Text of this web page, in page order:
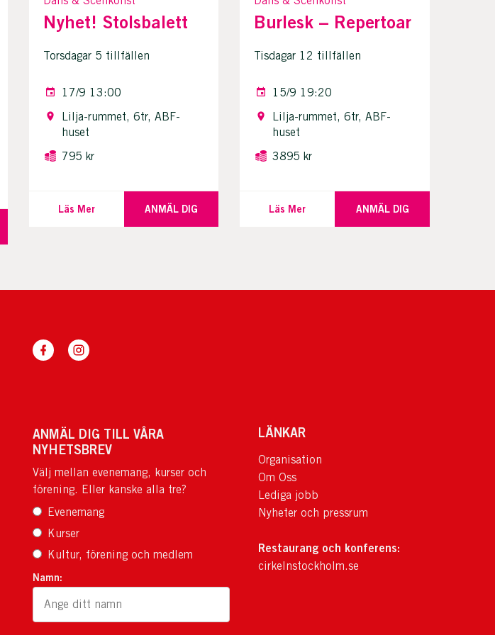
Nyhet! Stolsbalett
Torsdagar 5 tillfällen
17/9 13:00
Lilja-rummet, 6tr, ABF-
huset
795 kr
Läs Mer ANMÄL DIG
Burlesk – Repertoar
Tisdagar 12 tillfällen
15/9 19:20
Lilja-rummet, 6tr, ABF-
huset
3895 kr
Läs Mer ANMÄL DIG
ANMÄL DIG TILL VÅRA
NYHETSBREV
Välj mellan evenemang, kurser och
förening. Eller kanske alla tre?
Evenemang
Kurser
Kultur, förening och medlem
Namn:
LÄNKAR
Organisation
Om Oss
Lediga jobb
Nyheter och pressrum
Restaurang och konferens:
cirkelnstockholm.se